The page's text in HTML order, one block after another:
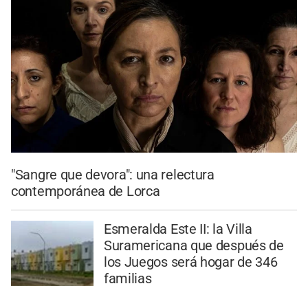
"Sangre que devora": una relectura
contemporánea de Lorca
Esmeralda Este II: la Villa
Suramericana que después de
los Juegos será hogar de 346
familias